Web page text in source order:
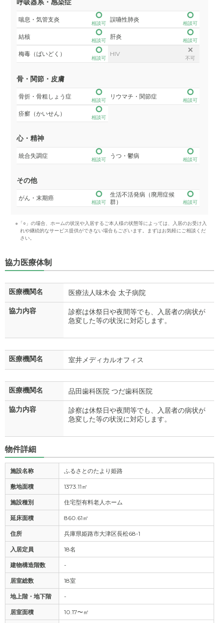
呼吸器系・感染症
喘息・気管支炎
相談可
誤嚥性肺炎
相談可
結核
相談可
肝炎
相談可
梅毒（ばいどく）
相談可
HIV
不可
骨・関節・皮膚
骨折・骨粗しょう症
相談可
リウマチ・関節症
相談可
疥癬（かいせん）
相談可
心・精神
統合失調症
相談可
うつ・鬱病
相談可
その他
がん・末期癌
相談可
生活不活発病（廃用症候
群）
相談可
※「○」の場合、ホームの状況や入居するご本人様の状態等によっては、入居のお受け入
れや継続的なサービス提供ができない場合もございます。まずはお気軽にご相談くだ
さい。
協力医療体制
医療機関名 医療法人味木会 太子病院
協力内容
診察は休祭日や夜間等でも、入居者の病状が
急変した等の状況に対応します。
医療機関名 室井メディカルオフィス
医療機関名 品田歯科医院 つだ歯科医院
協力内容
診察は休祭日や夜間等でも、入居者の病状が
急変した等の状況に対応します。
物件詳細
施設名称 ふるさとのたより姫路
敷地面積 1373.11㎡
施設種別 住宅型有料老人ホーム
延床面積 860.61㎡
住所 兵庫県姫路市大津区長松68-1
入居定員 18名
建物構造階数 -
居室総数 18室
地上階・地下階 -
居室面積 10.17〜㎡